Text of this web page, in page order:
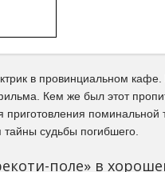
в провинциальном
Кем же был этот
судьбы погибшего.
поле» в